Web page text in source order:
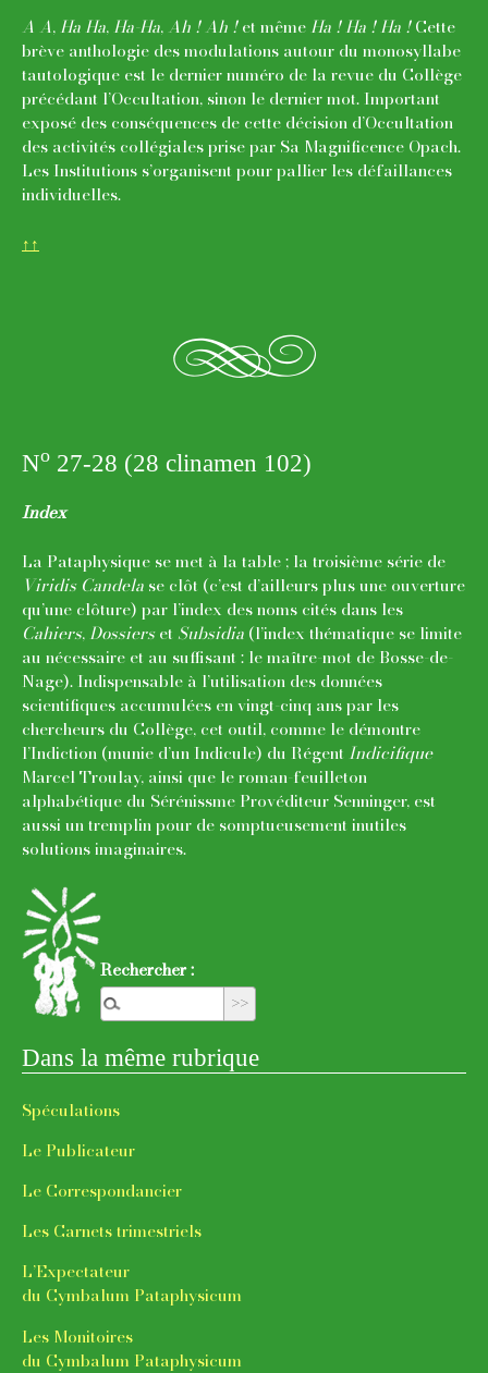
A A,Ha Ha,Ha-Ha,Ah ! Ah !et mêmeHa ! Ha ! Ha !Cette
brève anthologie des modulations autour du monosyllabe
tautologique est le dernier numéro de la revue du Collège
précédant l’Occultation, sinon le dernier mot. Important
exposé des conséquences de cette décision d’Occultation
des activités collégiales prise par Sa Magnificence Opach.
Les Institutions s’organisent pour pallier les défaillances
individuelles.
↑↑
f
No 27-28 (28 clinamen 102)
Index
La Pataphysique se met à la table ; la troisième série de
Viridis Candela se clôt (c’est d’ailleurs plus une ouverture
qu’une clôture) par l’index des noms cités dans les
Cahiers,Dossierset Subsidia (l’index thématique se limite
au nécessaire et au suffisant : le maître-mot de Bosse-de-
Nage). Indispensable à l’utilisation des données
scientifiques accumulées en vingt-cinq ans par les
chercheurs du Collège, cet outil, comme le démontre
l’Indiction (munie d’un Indicule) du RégentIndicifique
Marcel Troulay, ainsi que le roman-feuilleton
alphabétique du Sérénissme Provéditeur Senninger, est
aussi un tremplin pour de somptueusement inutiles
solutions imaginaires.
Rechercher :
Dans la même rubrique
Spécula­tions
Le Publi­ca­teur
Le Corres­pon­dan­cier
Les Carnets trimes­triels
L’Expec­ta­teur
du Cymba­lum Pata­phy­si­cum
Les Moni­toires
du Cymba­lum Pata­phy­si­cum